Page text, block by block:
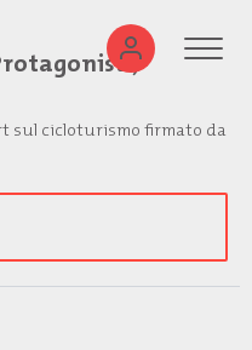
sul cicloturismo firmato da